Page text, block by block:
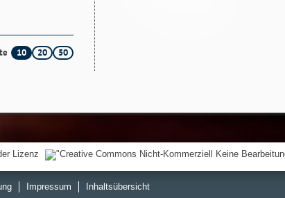
10 20 50
Lizenz
Impressum Inhaltsübersicht